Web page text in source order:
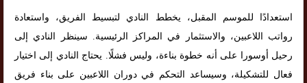
استعدادًا للموسم المقبل، يخطط النادي لتبسيط الفريق، واستعادة
رواتب اللاعبين، والاستثمار في المراكز الرئيسية. سينظر النادي إلى
رحيل أوسورا على أنه خطوة بناءة، وليس فشلًا. يحتاج النادي إلى اختيار
فعال للتشكيلة، وسيساعد التحكم في دوران اللاعبين على بناء فريق